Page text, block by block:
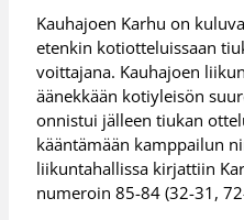
Kauhajoen Karhu on
etenkin kotiotteluissaan
voittajana. Kauhajoen
äänekkään kotiyleisön
onnistui jälleen tiukan
kääntämään kamppailun
liikuntahallissa kirjattiin
numeroin 85-84 (32-31,